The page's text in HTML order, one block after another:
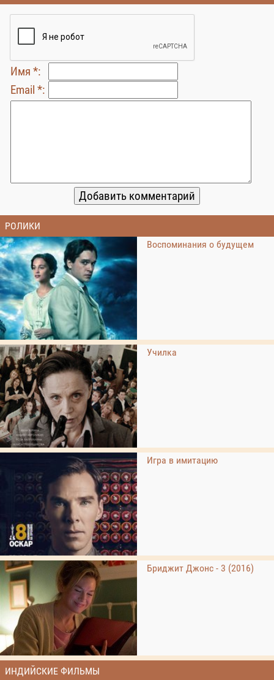
Имя *:
Email *:
РОЛИКИ
Воспоминания о будущем
Училка
Игра в имитацию
Бриджит Джонс - 3 (2016)
ИНДИЙСКИЕ ФИЛЬМЫ